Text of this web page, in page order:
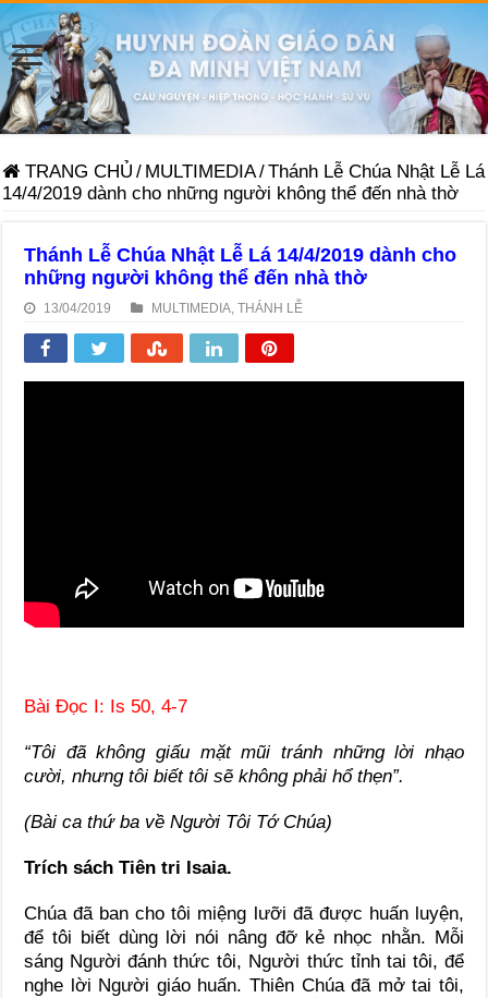
TRANG CHỦ / MULTIMEDIA/Thánh Lễ Chúa Nhật Lễ Lá
14/4/2019 dành cho những người không thể đến nhà thờ
Thánh Lễ Chúa Nhật Lễ Lá 14/4/2019 dành cho
những người không thể đến nhà thờ
13/04/2019 MULTIMEDIA ,THÁNH LỄ
Bài Ðọc I: Is 50, 4-7
“Tôi đã không giấu mặt mũi tránh những lời nhạo
cười, nhưng tôi biết tôi sẽ không phải hổ thẹn”.
(Bài ca thứ ba về Người Tôi Tớ Chúa)
Trích sách Tiên tri Isaia.
Chúa đã ban cho tôi miệng lưỡi đã được huấn luyện,
để tôi biết dùng lời nói nâng đỡ kẻ nhọc nhằn. Mỗi
sáng Người đánh thức tôi, Người thức tỉnh tai tôi, để
nghe lời Người giáo huấn. Thiên Chúa đã mở tai tôi,